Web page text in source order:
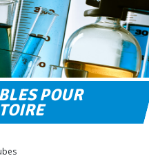
POUR